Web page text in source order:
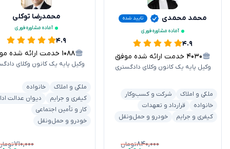
محمد محمدی
تایید شده
آماده مشاوره فوری
۴.۹
۴۰۳۰ خدمت ارائه شده موفق
وکیل پایه یک کانون وکلای دادگستری
ملکی و املاک
شرکت و کسب‌وکار
خانواده
قرارداد و تعهدات
کیفری و جرایم
خودرو و حمل‌ونقل
۸۴۰,۰۰۰تومان
محمدرضا توکلی
آماده مشاوره فوری
۴.۹
۱۰۸۸ خدمت ارائه شده موفق
وکیل پایه یک کانون وکلای
ملکی و املاک
خانواده
کیفری و جرایم
دیوان عدالت
کار و تأمین اجتماعی
خودرو و حمل‌ونقل
۷۱۰,۰۰۰